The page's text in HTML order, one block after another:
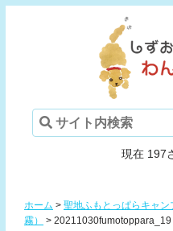
現在 197
ホーム > 聖地ふもとっぱらキャ
霧）
> 20211030fumotoppara_19